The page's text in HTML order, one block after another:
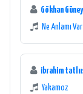
Gökhan Güney
Ne Anlamı Var
ibrahim
Yakamoz